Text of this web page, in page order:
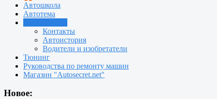
Автошкола
Автотема
Контакты
Автоистория
Водители и изобретатели
Тюнинг
Руководства по ремонту машин
Магазин "Autosecret.net"
Новое: